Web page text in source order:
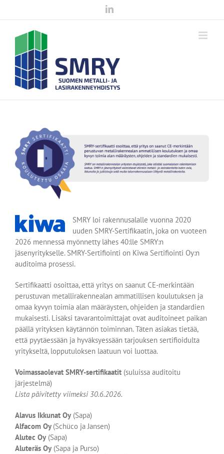
LinkedIn
SMRY loi rakennusalalle vuonna 2020
uuden SMRY-Sertifikaatin, joka on vuoteen
2026 mennessä myönnetty lähes 40:lle SMRY:n
jäsenyritykselle. SMRY-Sertifiointi on Kiwa Sertifiointi Oy:n
auditoima prosessi.
Sertifikaatti osoittaa, että yritys on saanut CE-merkintään
perustuvan metallirakennealan ammatillisen koulutuksen ja
omaa kyvyn toimia alan määräysten, ohjeiden ja standardien
mukaisesti. Lisäksi tavarantoimittajat ovat auditoineet paikan
päällä yrityksen käytännön toiminnan. Täten asiakas tietää,
että pyytäessään ja hyväksyessään tarjouksen sertifioidulta
yritykseltä, lopputuloksen laatuun voi luottaa.
Voimassaolevat SMRY-sertifikaatit (suluissa auditoitu
järjestelmä)
Lista päivitetty viimeksi 30.6.2026.
Alavus Ikkunat Oy (Sapa)
Alfacom Oy (Schüco ja Jansen)
Alutec Oy (Sapa)
Aluteräs Oy (Sapa ja Purso)